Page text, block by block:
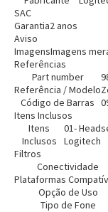
SAC
Garantia2 anos
Aviso
ImagensImagens
Referências
Part number
Referência / Modelo
Código de Barras
Itens Inclusos
Itens
Inclusos
01-
Logitech
Filtros
Conectividade
Plataformas
Opção de Uso
Tipo de Fone